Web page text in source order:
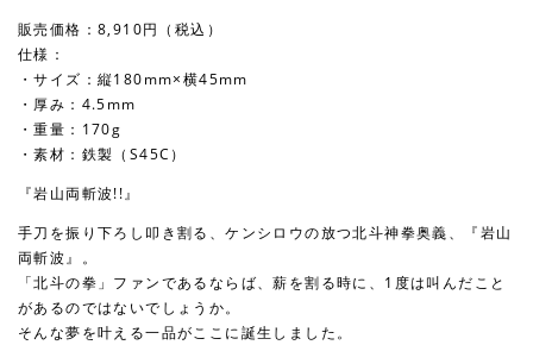
販売価格：8,910円（税込）
仕様：
・サイズ：縦180mm×横45mm
・厚み：4.5mm
・重量：170g
・素材：鉄製（S45C）
『岩山両斬波!!』
手刀を振り下ろし叩き割る、ケンシロウの放つ北斗神拳奥義、『岩山
両斬波』。
「北斗の拳」ファンであるならば、薪を割る時に、1度は叫んだこと
があるのではないでしょうか。
そんな夢を叶える一品がここに誕生しました。